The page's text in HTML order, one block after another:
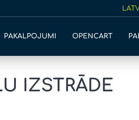
PAKALPOJUMI OPENCART
IZSTRĀDE